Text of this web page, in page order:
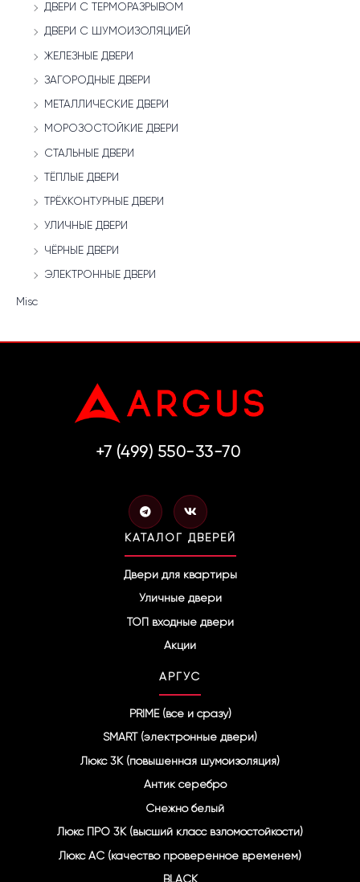
ДВЕРИ С ТЕРМОРАЗРЫВОМ
ДВЕРИ С ШУМОИЗОЛЯЦИЕЙ
ЖЕЛЕЗНЫЕ ДВЕРИ
ЗАГОРОДНЫЕ ДВЕРИ
МЕТАЛЛИЧЕСКИЕ ДВЕРИ
МОРОЗОСТОЙКИЕ ДВЕРИ
СТАЛЬНЫЕ ДВЕРИ
ТЁПЛЫЕ ДВЕРИ
ТРЁХКОНТУРНЫЕ ДВЕРИ
УЛИЧНЫЕ ДВЕРИ
ЧЁРНЫЕ ДВЕРИ
ЭЛЕКТРОННЫЕ ДВЕРИ
Misc
+7 (499) 550-33-70
e
l
e
g
r
m
k
КАТАЛОГ ДВЕРЕЙ
Двери для квартиры
Уличные двери
ТОП входные двери
Акции
АРГУС
PRIME (все и сразу)
SMART (электронные двери)
Люкс 3К (повышенная шумоизоляция)
Антик серебро
Снежно белый
Люкс ПРО 3К (высший класс взломостойкости)
Люкс АС (качество проверенное временем)
BLACK